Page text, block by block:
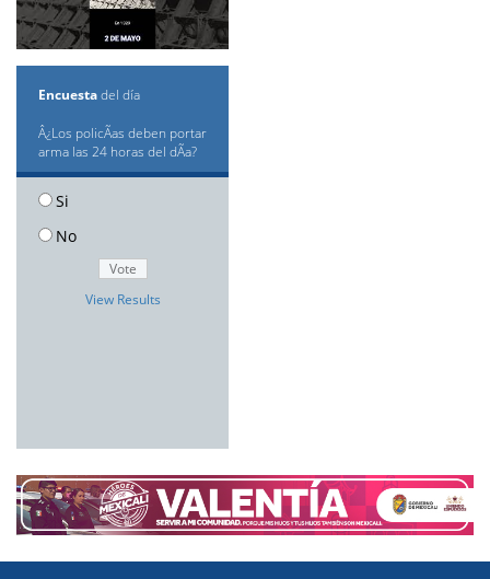
Encuestadel día
Â¿Los policÃ­as deben portar
arma las 24 horas del dÃ­a?
Si
No
View Results